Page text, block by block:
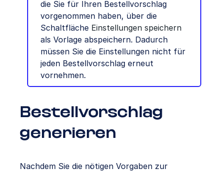
die Sie für Ihren Bestellvorschlag
vorgenommen haben, über die
Schaltfläche Einstellungen speichern
als Vorlage abspeichern. Dadurch
müssen Sie die Einstellungen nicht für
jeden Bestellvorschlag erneut
vornehmen.
Bestellvorschlag
generieren
Nachdem Sie die nötigen Vorgaben zur